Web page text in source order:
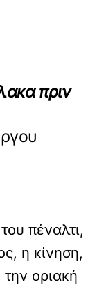
πριν
πέναλτι,
η κίνηση,
οριακή